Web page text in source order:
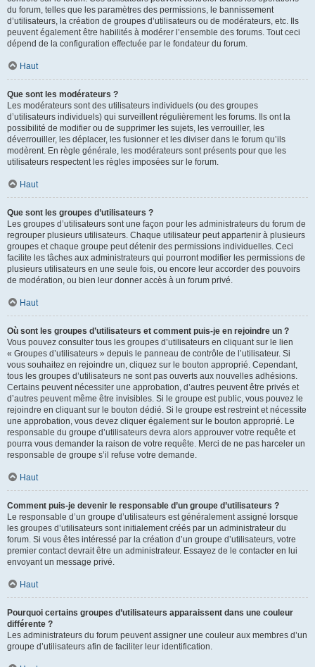
du forum, telles que les paramètres des permissions, le bannissement
d’utilisateurs, la création de groupes d’utilisateurs ou de modérateurs, etc. Ils
peuvent également être habilités à modérer l’ensemble des forums. Tout ceci
dépend de la configuration effectuée par le fondateur du forum.
Haut
Que sont les modérateurs ?
Les modérateurs sont des utilisateurs individuels (ou des groupes
d’utilisateurs individuels) qui surveillent régulièrement les forums. Ils ont la
possibilité de modifier ou de supprimer les sujets, les verrouiller, les
déverrouiller, les déplacer, les fusionner et les diviser dans le forum qu’ils
modèrent. En règle générale, les modérateurs sont présents pour que les
utilisateurs respectent les règles imposées sur le forum.
Haut
Que sont les groupes d’utilisateurs ?
Les groupes d’utilisateurs sont une façon pour les administrateurs du forum de
regrouper plusieurs utilisateurs. Chaque utilisateur peut appartenir à plusieurs
groupes et chaque groupe peut détenir des permissions individuelles. Ceci
facilite les tâches aux administrateurs qui pourront modifier les permissions de
plusieurs utilisateurs en une seule fois, ou encore leur accorder des pouvoirs
de modération, ou bien leur donner accès à un forum privé.
Haut
Où sont les groupes d’utilisateurs et comment puis-je en rejoindre un ?
Vous pouvez consulter tous les groupes d’utilisateurs en cliquant sur le lien
« Groupes d’utilisateurs » depuis le panneau de contrôle de l’utilisateur. Si
vous souhaitez en rejoindre un, cliquez sur le bouton approprié. Cependant,
tous les groupes d’utilisateurs ne sont pas ouverts aux nouvelles adhésions.
Certains peuvent nécessiter une approbation, d’autres peuvent être privés et
d’autres peuvent même être invisibles. Si le groupe est public, vous pouvez le
rejoindre en cliquant sur le bouton dédié. Si le groupe est restreint et nécessite
une approbation, vous devez cliquer également sur le bouton approprié. Le
responsable du groupe d’utilisateurs devra alors approuver votre requête et
pourra vous demander la raison de votre requête. Merci de ne pas harceler un
responsable de groupe s’il refuse votre demande.
Haut
Comment puis-je devenir le responsable d’un groupe d’utilisateurs ?
Le responsable d’un groupe d’utilisateurs est généralement assigné lorsque
les groupes d’utilisateurs sont initialement créés par un administrateur du
forum. Si vous êtes intéressé par la création d’un groupe d’utilisateurs, votre
premier contact devrait être un administrateur. Essayez de le contacter en lui
envoyant un message privé.
Haut
Pourquoi certains groupes d’utilisateurs apparaissent dans une couleur
différente ?
Les administrateurs du forum peuvent assigner une couleur aux membres d’un
groupe d’utilisateurs afin de faciliter leur identification.